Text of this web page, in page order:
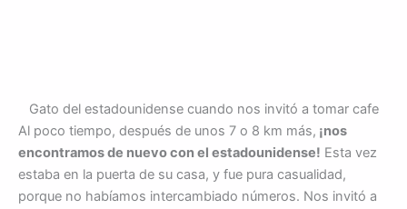
Gato del estadounidense cuando nos invitó a tomar cafe
Al poco tiempo, después de unos 7 o 8 km más, ¡nos
encontramos de nuevo con el estadounidense! Esta vez
estaba en la puerta de su casa, y fue pura casualidad,
porque no habíamos intercambiado números. Nos invitó a